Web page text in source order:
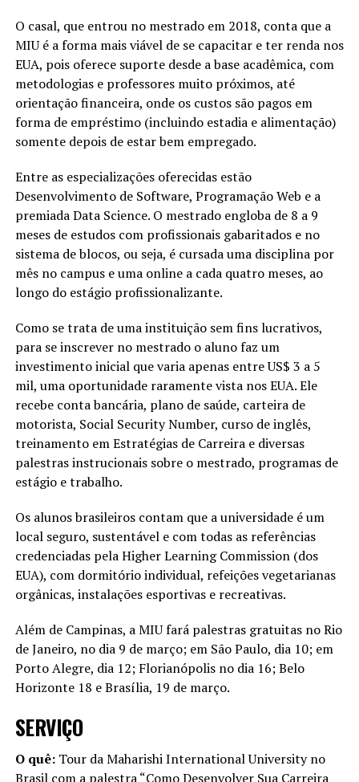
O casal, que entrou no mestrado em 2018, conta que a
MIU é a forma mais viável de se capacitar e ter renda nos
EUA, pois oferece suporte desde a base acadêmica, com
metodologias e professores muito próximos, até
orientação financeira, onde os custos são pagos em
forma de empréstimo (incluindo estadia e alimentação)
somente depois de estar bem empregado.
Entre as especializações oferecidas estão
Desenvolvimento de Software, Programação Web e a
premiada Data Science. O mestrado engloba de 8 a 9
meses de estudos com profissionais gabaritados e no
sistema de blocos, ou seja, é cursada uma disciplina por
mês no campus e uma online a cada quatro meses, ao
longo do estágio profissionalizante.
Como se trata de uma instituição sem fins lucrativos,
para se inscrever no mestrado o aluno faz um
investimento inicial que varia apenas entre US$ 3 a 5
mil, uma oportunidade raramente vista nos EUA. Ele
recebe conta bancária, plano de saúde, carteira de
motorista, Social Security Number, curso de inglês,
treinamento em Estratégias de Carreira e diversas
palestras instrucionais sobre o mestrado, programas de
estágio e trabalho.
Os alunos brasileiros contam que a universidade é um
local seguro, sustentável e com todas as referências
credenciadas pela Higher Learning Commission (dos
EUA), com dormitório individual, refeições vegetarianas
orgânicas, instalações esportivas e recreativas.
Além de Campinas, a MIU fará palestras gratuitas no Rio
de Janeiro, no dia 9 de março; em São Paulo, dia 10; em
Porto Alegre, dia 12; Florianópolis no dia 16; Belo
Horizonte 18 e Brasília, 19 de março.
SERVIÇO
O quê:Tour da Maharishi International University no
Brasil com a palestra “Como Desenvolver Sua Carreira